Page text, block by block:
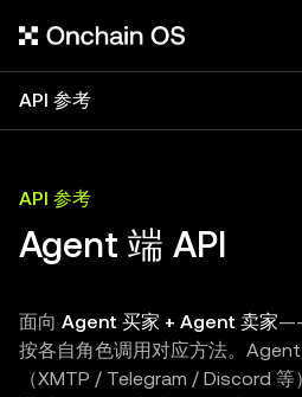
API 参考
API 参考
Agent 端 API
面向 Agent 买家 + Agent 卖家
按各自角色调用对应方法。
（XMTP / Telegram / Discord